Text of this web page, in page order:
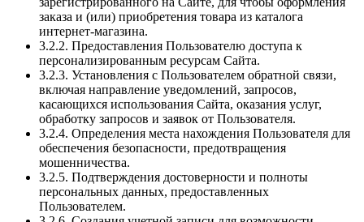
заказа и (или) приобретения товара из каталога
интернет-магазина.
3.2.2. Предоставления Пользователю доступа к
персонализированным ресурсам Сайта.
3.2.3. Установления с Пользователем обратной связи,
включая направление уведомлений, запросов,
касающихся использования Сайта, оказания услуг,
обработку запросов и заявок от Пользователя.
3.2.4. Определения места нахождения Пользователя для
обеспечения безопасности, предотвращения
мошенничества.
3.2.5. Подтверждения достоверности и полноты
персональных данных, предоставленных
Пользователем.